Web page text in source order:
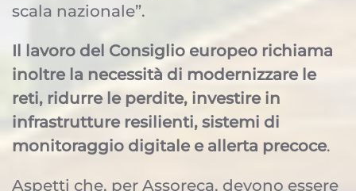
scala nazionale”.
Il lavoro del Consiglio europeo richiama
inoltre la necessità di modernizzare le
reti, ridurre le perdite, investire in
infrastrutture resilienti, sistemi di
monitoraggio digitale e allerta precoce.
Aspetti che, per Assoreca, devono essere